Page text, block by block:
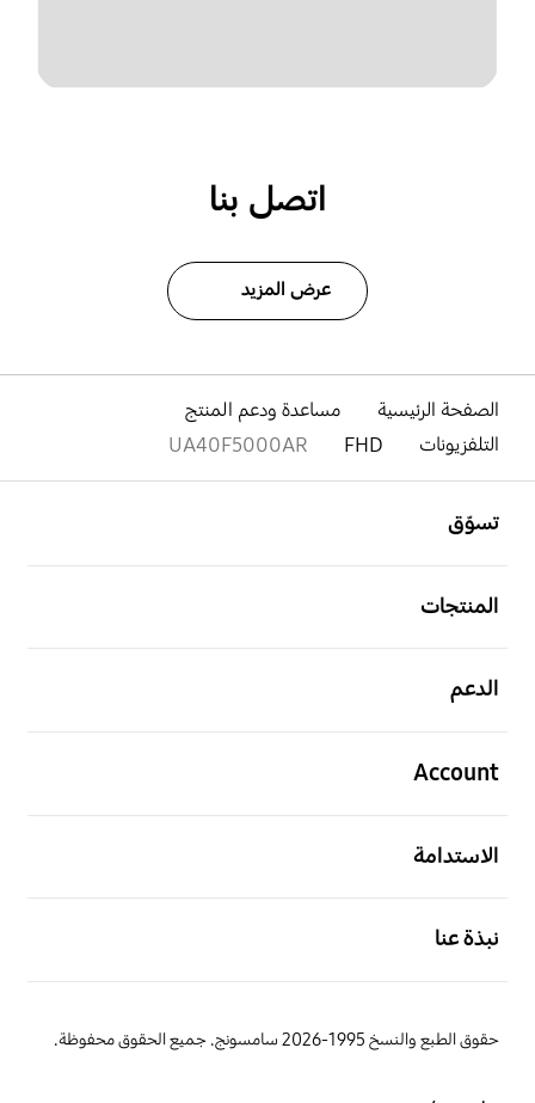
اتصل بنا
عرض المزيد
الصفحة الرئيسية
مساعدة ودعم المنتج
التلفزيونات
FHD
UA40F5000AR
تسوّق
المنتجات
الدعم
Account
الاستدامة
نبذة عنا
حقوق الطبع والنسخ 1995-2026 سامسونج. جميع الحقوق محفوظة.